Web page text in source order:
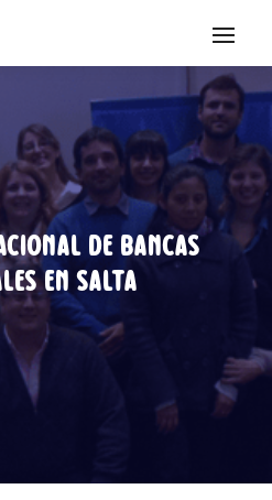
de Bancas
en Salta